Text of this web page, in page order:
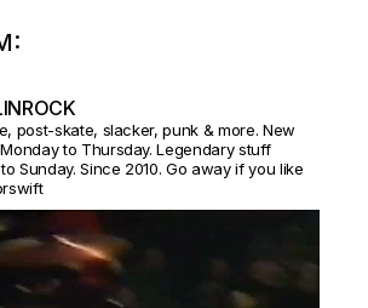
post-skate, slacker, punk & more. New
to Thursday. Legendary stuff
Sunday. Since 2010. Go away if you like